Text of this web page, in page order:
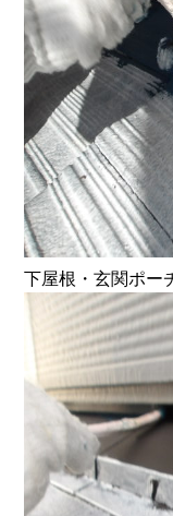
下屋根・玄関ポー